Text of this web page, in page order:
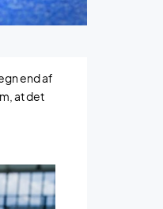
end af
at det